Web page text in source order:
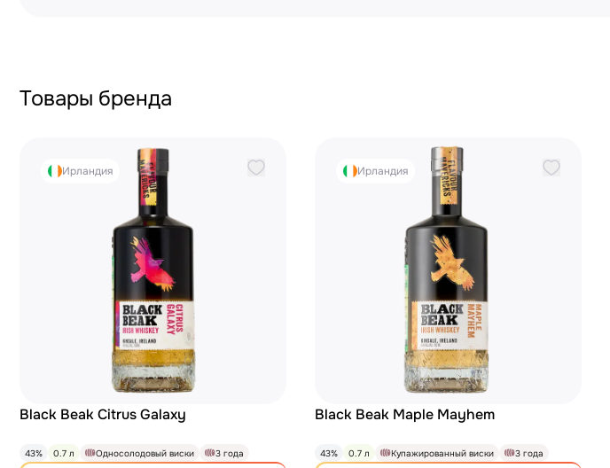
Товары бренда
Ирландия
Black Beak Citrus Galaxy
43% 0.7 л Односолодовый виски 3 года
Ирландия
Black Beak Maple Mayhem
43% 0.7 л Купажированный виски 3 года